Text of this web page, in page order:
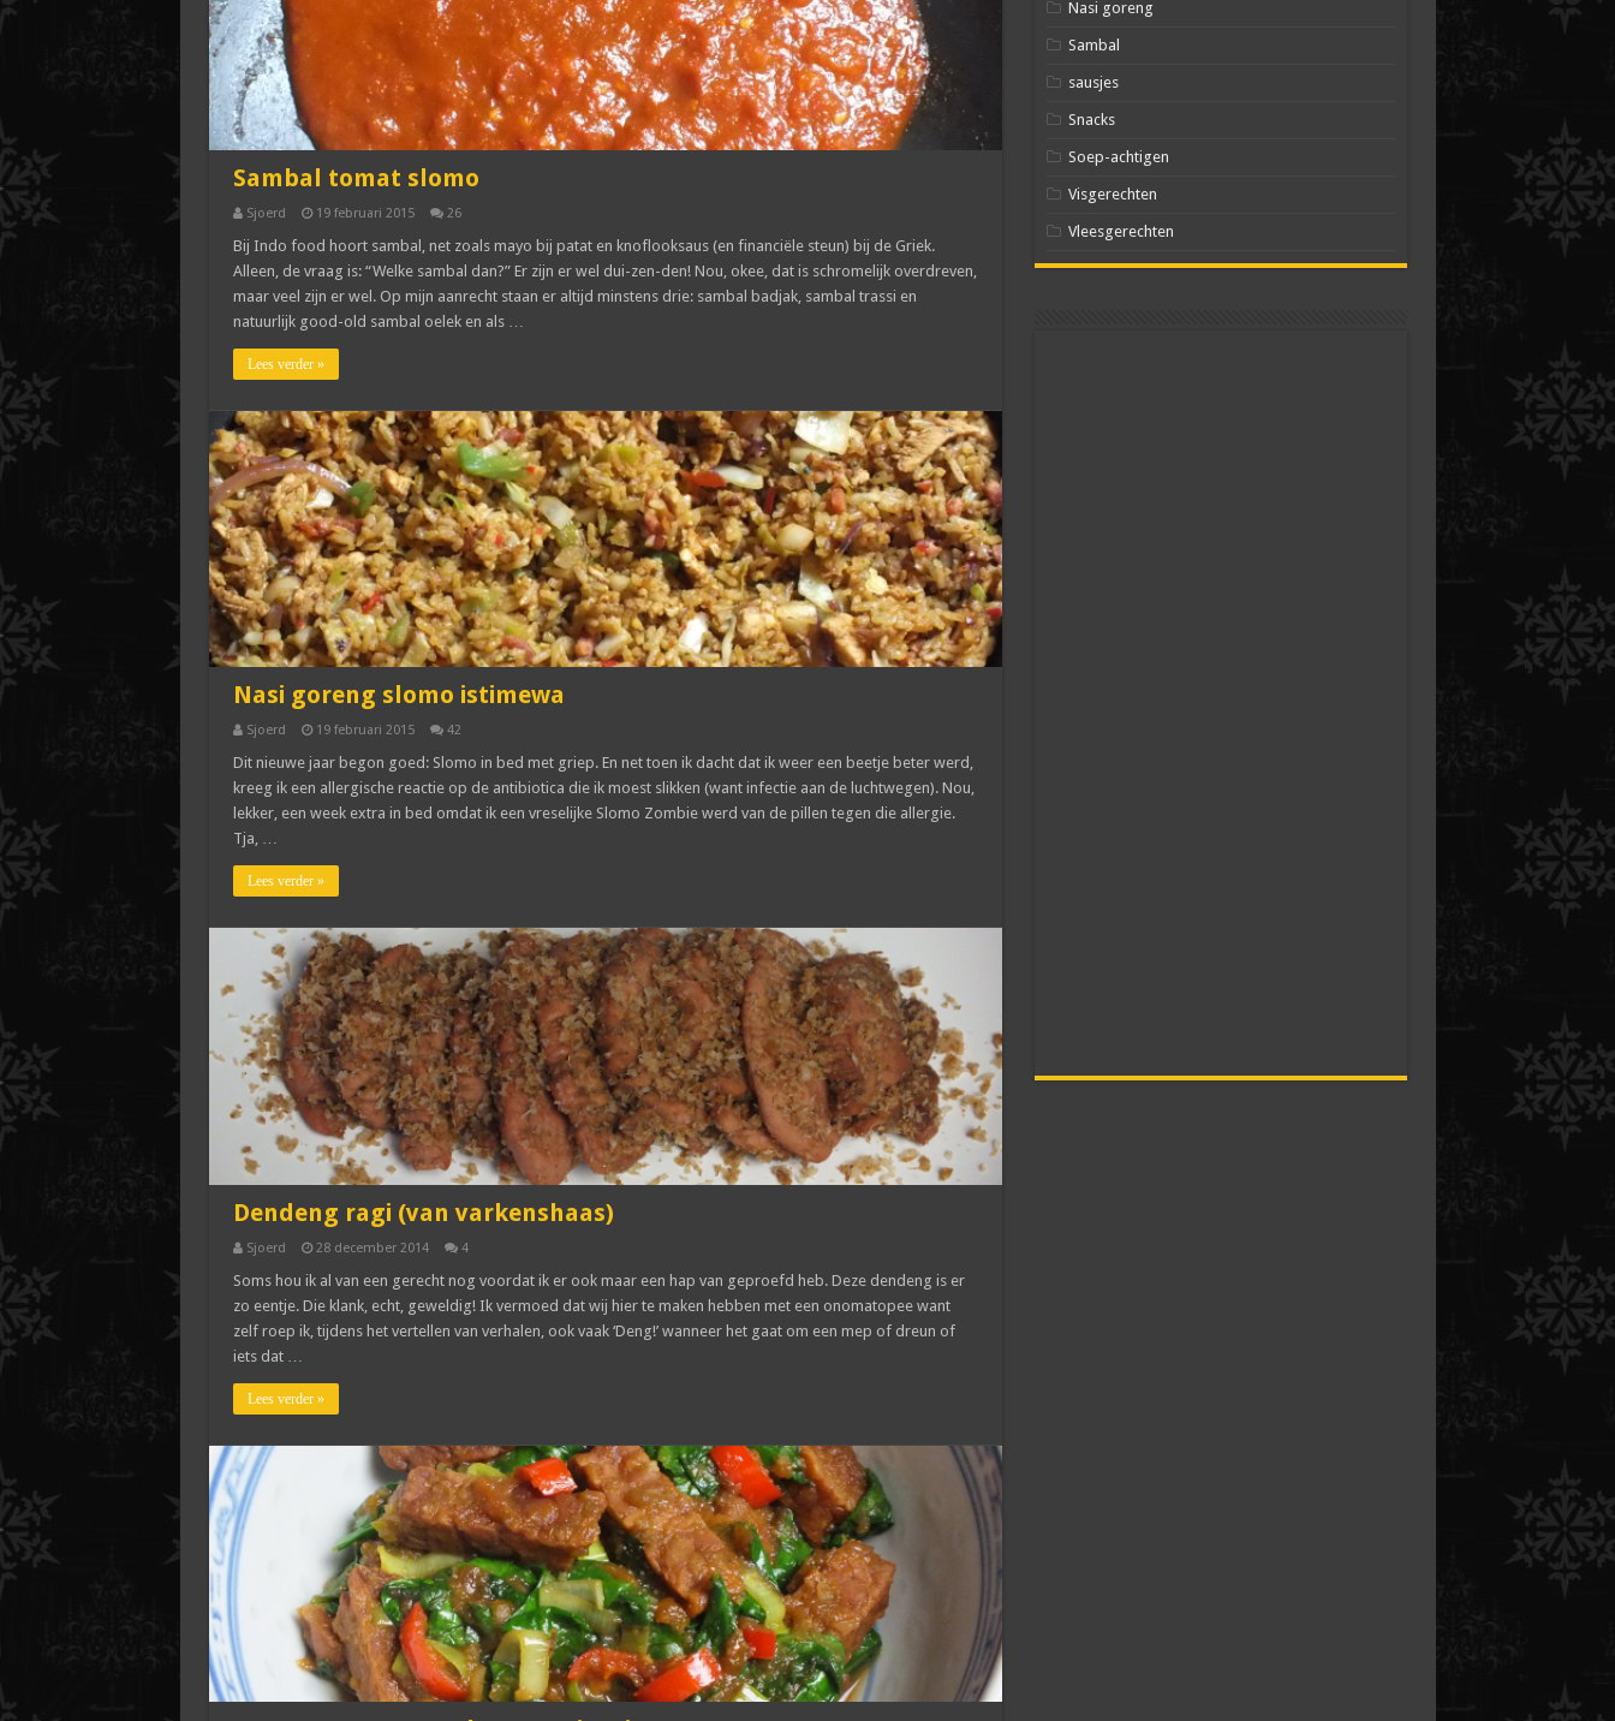
Sambal tomat slomo
Sjoerd 19 februari 2015 26
Bij Indo food hoort sambal, net zoals mayo bij patat en knoflooksaus (en financiële steun) bij de Griek.
Alleen, de vraag is: “Welke sambal dan?” Er zijn er wel dui-zen-den! Nou, okee, dat is schromelijk overdreven,
maar veel zijn er wel. Op mijn aanrecht staan er altijd minstens drie: sambal badjak, sambal trassi en
natuurlijk good-old sambal oelek en als …
Lees verder »
Nasi goreng slomo istimewa
Sjoerd 19 februari 2015 42
Dit nieuwe jaar begon goed: Slomo in bed met griep. En net toen ik dacht dat ik weer een beetje beter werd,
kreeg ik een allergische reactie op de antibiotica die ik moest slikken (want infectie aan de luchtwegen). Nou,
lekker, een week extra in bed omdat ik een vreselijke Slomo Zombie werd van de pillen tegen die allergie.
Tja, …
Lees verder »
Dendeng ragi (van varkenshaas)
Sjoerd 28 december 2014 4
Soms hou ik al van een gerecht nog voordat ik er ook maar een hap van geproefd heb. Deze dendeng is er
zo eentje. Die klank, echt, geweldig! Ik vermoed dat wij hier te maken hebben met een onomatopee want
zelf roep ik, tijdens het vertellen van verhalen, ook vaak ‘Deng!’ wanneer het gaat om een mep of dreun of
iets dat …
Lees verder »
Nasi goreng
Sambal
sausjes
Snacks
Soep-achtigen
Visgerechten
Vleesgerechten